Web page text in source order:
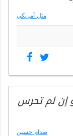
مثل أمريكي
إن لم تحرس
صدام حسين